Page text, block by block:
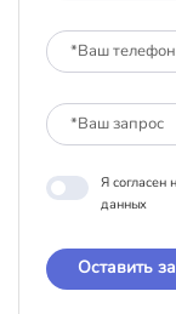
Я согласен
данных
Оставить